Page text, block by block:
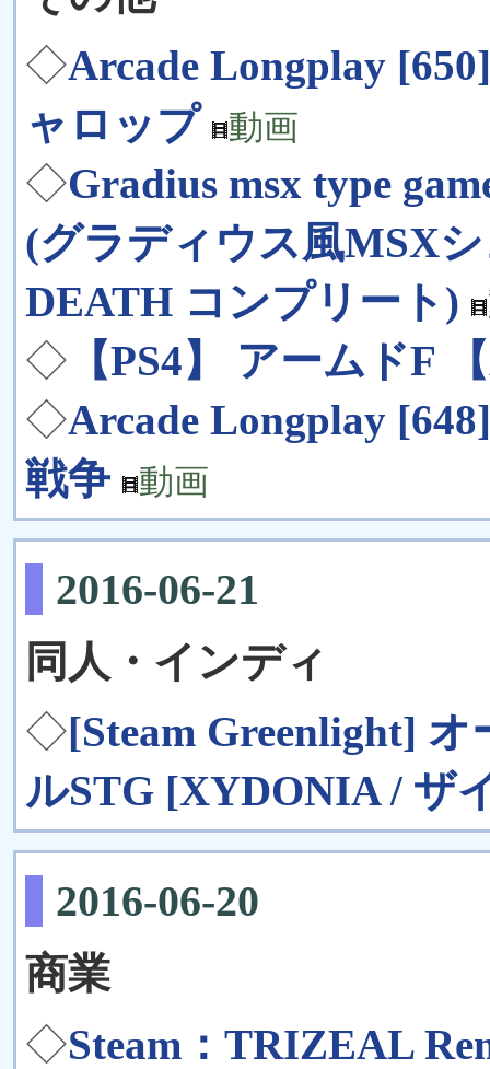
◇Arcade Longplay
ャロップ
動画
◇Gradius msx type
(グラディウス風MSX
DEATH コンプリート)
◇ 【PS4】 アームドF
◇Arcade Longplay
戦争
動画
2016-06-21
同人・インディ
◇[Steam Greenlight]
ルSTG [XYDONIA / ザ
2016-06-20
商業
◇Steam：TRIZEAL